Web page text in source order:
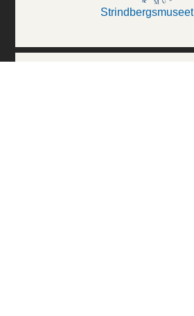
Strindbergsmuseet